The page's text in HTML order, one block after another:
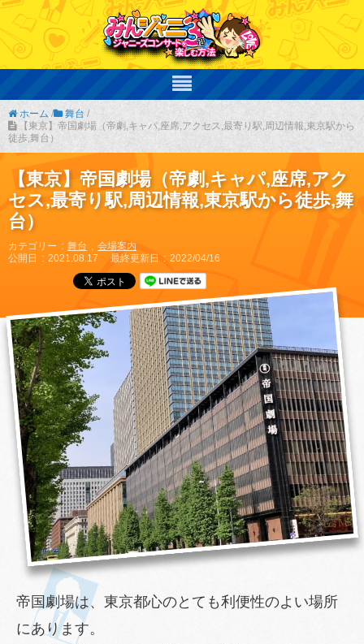
ホーム / 舞台 /
【東京】帝国劇場（帝劇,キャパ,座席,アクセス,最寄り駅,周辺情報,東京駅から
徒歩,舞台）
【東京】帝国劇場（帝劇,キャパ,座席,アク
セス,最寄り駅,周辺情報,東京駅から徒歩,舞
台）
カテゴリー 舞台
会場案内
公開日
2021.08.17 最終更新日 2022/04/16
帝国劇場は、東京都心のとても利便性のよい場所
にあります。